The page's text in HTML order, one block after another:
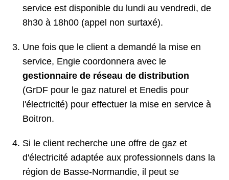
service est disponible du lundi au vendredi, de
8h30 à 18h00 (appel non surtaxé).
Une fois que le client a demandé la mise en
service, Engie coordonnera avec le
gestionnaire de réseau de distribution
(GrDF pour le gaz naturel et Enedis pour
l'électricité) pour effectuer la mise en service à
Boitron.
Si le client recherche une offre de gaz et
d'électricité adaptée aux professionnels dans la
région de Basse-Normandie, il peut se